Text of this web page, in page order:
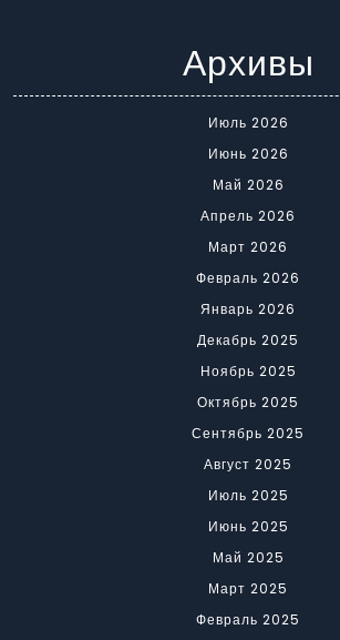
Архивы
Июль 2026
Июнь 2026
Май 2026
Апрель 2026
Март 2026
Февраль 2026
Январь 2026
Декабрь 2025
Ноябрь 2025
Октябрь 2025
Сентябрь 2025
Август 2025
Июль 2025
Июнь 2025
Май 2025
Март 2025
Февраль 2025